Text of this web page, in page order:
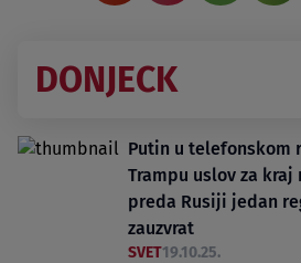
DONJECK
Putin u telefonskom
Trampu uslov za kraj
preda Rusiji jedan
zauzvrat
SVET19.10.25.